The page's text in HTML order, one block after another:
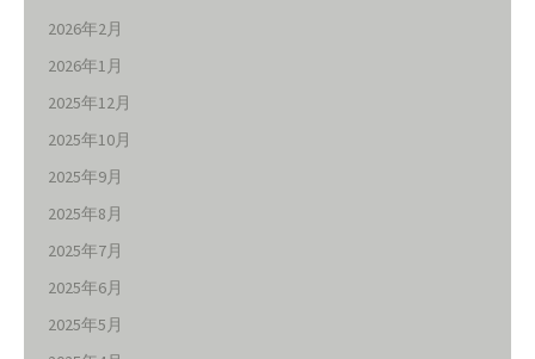
2026年2月
2026年1月
2025年12月
2025年10月
2025年9月
2025年8月
2025年7月
2025年6月
2025年5月